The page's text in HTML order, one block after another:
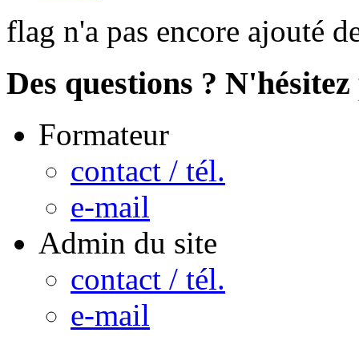
flag n'a pas encore ajouté
Des questions ?
Formateur
contact / tél.
e-mail
Admin du site
contact / tél.
e-mail